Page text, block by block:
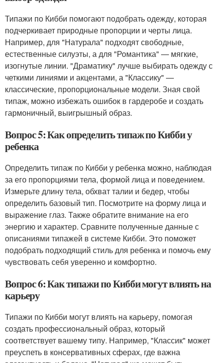
Типажи по Кибби помогают подобрать одежду, которая
подчеркивает природные пропорции и черты лица.
Например, для "Натурала" подходят свободные,
естественные силуэты, а для "Романтика" — мягкие,
изогнутые линии. "Драматику" лучше выбирать одежду с
четкими линиями и акцентами, а "Классику" —
классические, пропорциональные модели. Зная свой
типаж, можно избежать ошибок в гардеробе и создать
гармоничный, выигрышный образ.
Вопрос 5: Как определить типаж по Кибби у
ребенка
Определить типаж по Кибби у ребенка можно, наблюдая
за его пропорциями тела, формой лица и поведением.
Измерьте длину тела, обхват талии и бедер, чтобы
определить базовый тип. Посмотрите на форму лица и
выражение глаз. Также обратите внимание на его
энергию и характер. Сравните полученные данные с
описаниями типажей в системе Кибби. Это поможет
подобрать подходящий стиль для ребенка и помочь ему
чувствовать себя уверенно и комфортно.
Вопрос 6: Как типажи по Кибби могут влиять на
карьеру
Типажи по Кибби могут влиять на карьеру, помогая
создать профессиональный образ, который
соответствует вашему типу. Например, "Классик" может
преуспеть в консервативных сферах, где важна